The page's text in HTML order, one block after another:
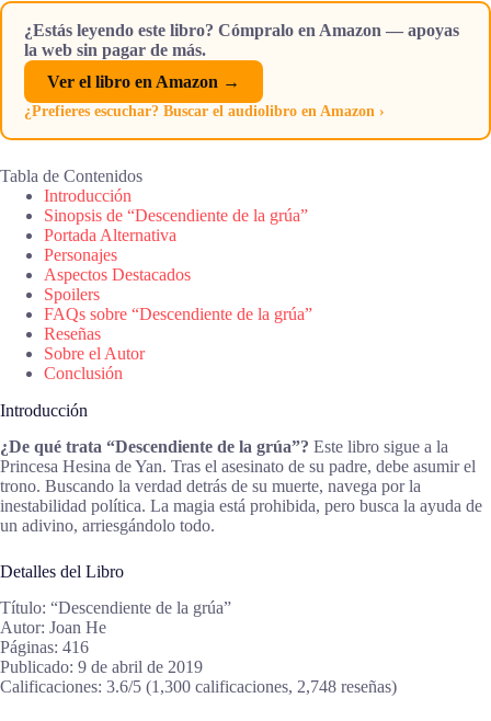
¿Estás leyendo este libro? Cómpralo en Amazon — apoyas
la web sin pagar de más.
Ver el libro en Amazon →
¿Prefieres escuchar? Buscar el audiolibro en Amazon ›
Tabla de Contenidos
Introducción
Sinopsis de “Descendiente de la grúa”
Portada Alternativa
Personajes
Aspectos Destacados
Spoilers
FAQs sobre “Descendiente de la grúa”
Reseñas
Sobre el Autor
Conclusión
Introducción
¿De qué trata “Descendiente de la grúa”? Este libro sigue a la
Princesa Hesina de Yan. Tras el asesinato de su padre, debe asumir el
trono. Buscando la verdad detrás de su muerte, navega por la
inestabilidad política. La magia está prohibida, pero busca la ayuda de
un adivino, arriesgándolo todo.
Detalles del Libro
Título: “Descendiente de la grúa”
Autor: Joan He
Páginas: 416
Publicado: 9 de abril de 2019
Calificaciones: 3.6/5 (1,300 calificaciones, 2,748 reseñas)